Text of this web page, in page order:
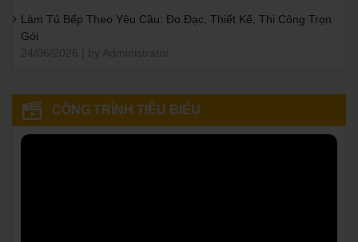
Làm Tủ Bếp Theo Yêu Cầu: Đo Đạc, Thiết Kế, Thi Công Trọn
Gói
CÔNG TRÌNH TIÊU BIỂU